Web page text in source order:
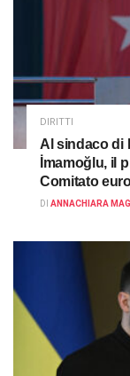
DIRITTI
Al sindaco di
İmamoğlu, il
Comitato
DI ANNACHIARA